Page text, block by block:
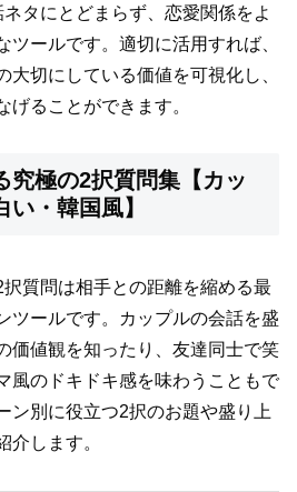
タにとどまらず、恋愛関係をよ
ツールです。適切に活用すれば、
大切にしている価値を可視化し、
げることができます。
究極の2択質問集【カッ
・韓国風】
質問は相手との距離を縮める最
ツールです。カップルの会話を盛
価値観を知ったり、友達同士で笑
風のドキドキ感を味わうこともで
ン別に役立つ2択のお題や盛り上
介します。